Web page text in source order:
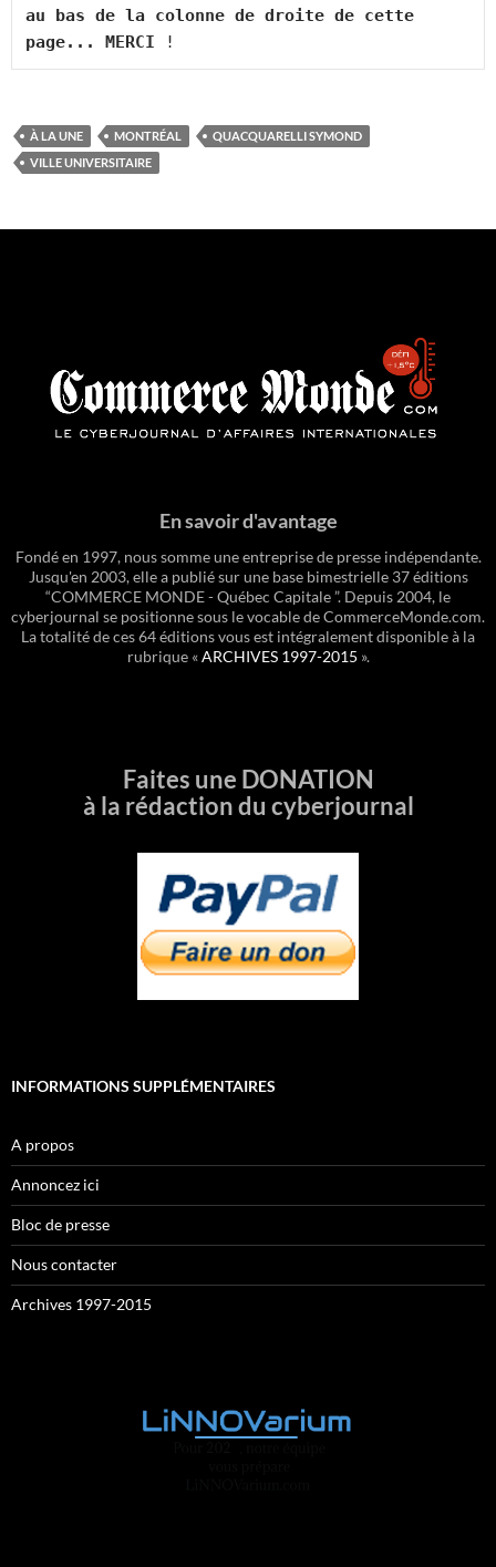
au bas de la colonne de droite de cette
page... MERCI !
À LA UNE MONTRÉAL
QUACQUARELLI SYMOND
VILLE UNIVERSITAIRE
En savoir d'avantage
Fondé en 1997, nous somme une entreprise de presse indépendante.
Jusqu'en 2003, elle a publié sur une base bimestrielle 37 éditions
“COMMERCE MONDE - Québec Capitale ”. Depuis 2004, le
cyberjournal se positionne sous le vocable de CommerceMonde.com.
La totalité de ces 64 éditions vous est intégralement disponible à la
rubrique «ARCHIVES 1997-2015 ».
Faites une DONATION
à la rédaction du cyberjournal
INFORMATIONS SUPPLÉMENTAIRES
A propos
Annoncez ici
Bloc de presse
Nous contacter
Archives 1997-2015